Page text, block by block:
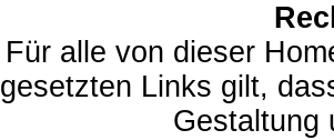
Für alle von dieser
gesetzten Links gilt,
Gestaltung